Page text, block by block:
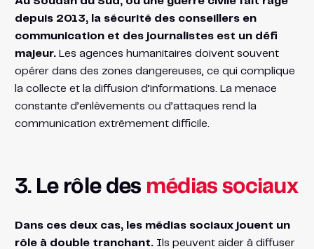
depuis 2013, la sécurité des conseillers en
communication et des journalistes est un défi
majeur.Les agences humanitaires doivent souvent
opérer dans des zones dangereuses, ce qui complique
la collecte et la diffusion d’informations. La menace
constante d’enlèvements ou d’attaques rend la
communication extrêmement difficile.
3. Le rôle des médias sociaux
Dans ces deux cas, les médias sociaux jouent un
rôle à double tranchant.Ils peuvent aider à diffuser